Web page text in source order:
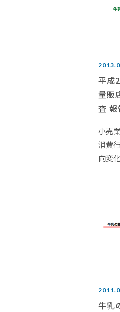
平成
量販
査 報
小売
消費
向変
牛乳